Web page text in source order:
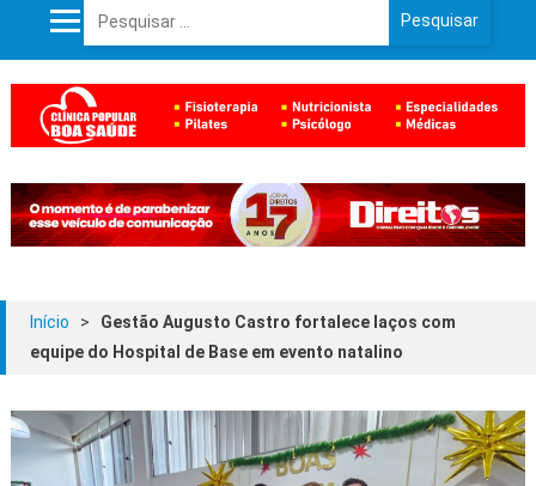
Pesquisar por:
Início >
Gestão Augusto Castro fortalece laços com
equipe do Hospital de Base em evento natalino